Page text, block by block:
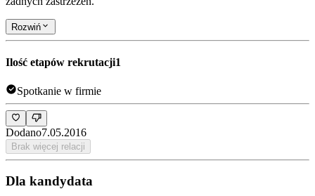
Rozwiń
Ilość etapów rekrutacji1
Spotkanie w firmie
Dodano7.05.2016
Brak więcej relacji
Dla kandydata